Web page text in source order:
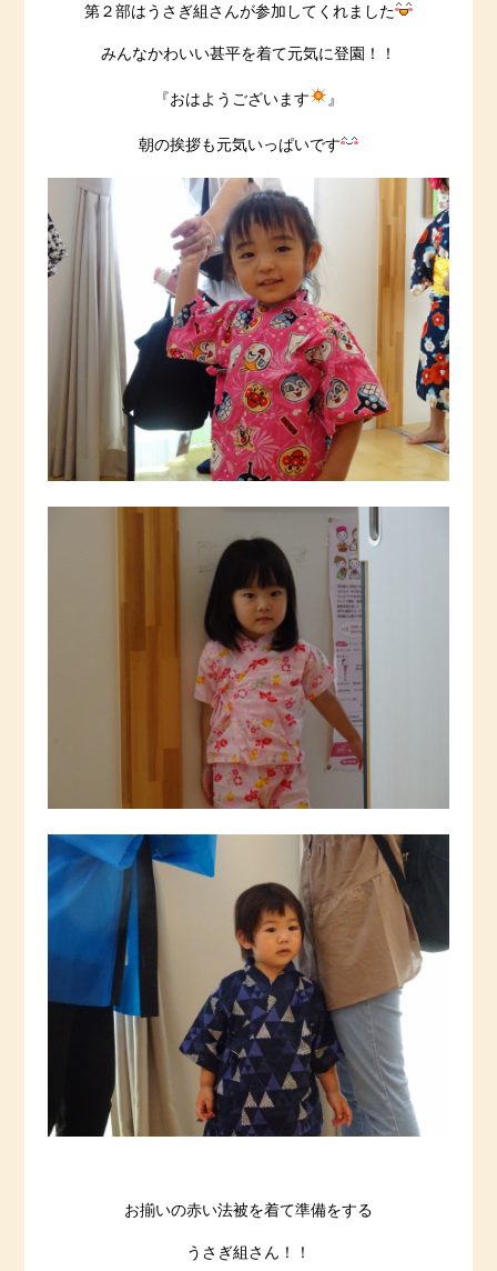
第２部はうさぎ組さんが参加してくれました
みんなかわいい甚平を着て元気に登園！！
『おはようございます 』
朝の挨拶も元気いっぱいです
お揃いの赤い法被を着て準備をする
うさぎ組さん！！